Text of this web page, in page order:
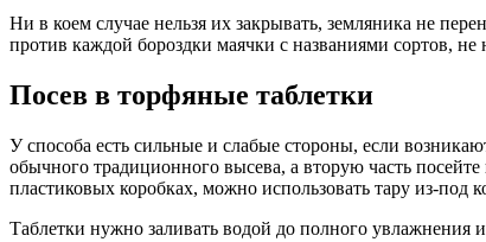
Ни в коем случае нельзя их закрывать, земляника не
против каждой бороздки маячки с названиями сортов,
Посев в торфяные таблетки
У способа есть сильные и слабые стороны, если
обычного традиционного высева, а вторую часть
пластиковых коробках, можно использовать тару из-под
Таблетки нужно заливать водой до полного увлажнения